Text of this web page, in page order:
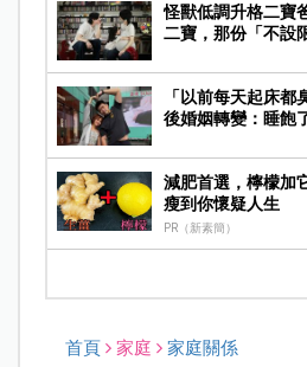
怪獸低調升格二寶
二寶，那份「不設
「以前每天起床
後婚姻轉變：睡飽
減肥首選，檸檬加
瘦到你懷疑人生
PR（新素簡）
首頁 家庭 家庭關係